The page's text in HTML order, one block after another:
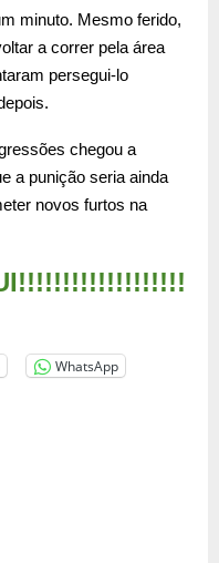
minuto. Mesmo ferido,
a correr pela área
persegui-lo
chegou a
a punição seria ainda
novos furtos na
WhatsApp